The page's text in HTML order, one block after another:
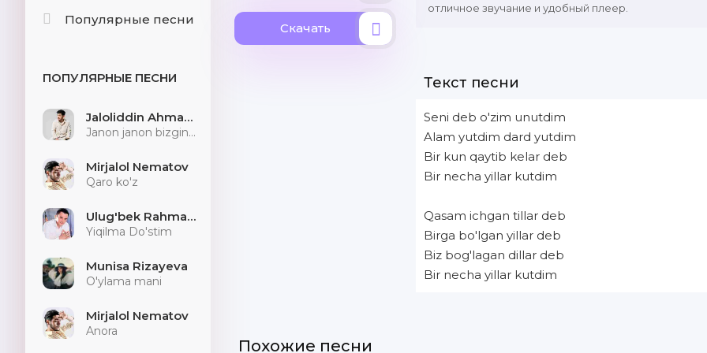
Популярные песни
ПОПУЛЯРНЫЕ ПЕСНИ
Jaloliddin Ahmadaliyev
Janon janon bizginani sog'indilarmu
Mirjalol Nematov
Qaro ko'z
Ulug'bek Rahmatullayev
Yiqilma Do'stim
Munisa Rizayeva
O'ylama mani
Mirjalol Nematov
Anora
Скачать
отличное звучание и удобный плеер.
Текст песни
Seni deb o'zim unutdim
Alam yutdim dard yutdim
Bir kun qaytib kelar deb
Bir necha yillar kutdim
Qasam ichgan tillar deb
Birga bo'lgan yillar deb
Biz bog'lagan dillar deb
Bir necha yillar kutdim
Похожие песни